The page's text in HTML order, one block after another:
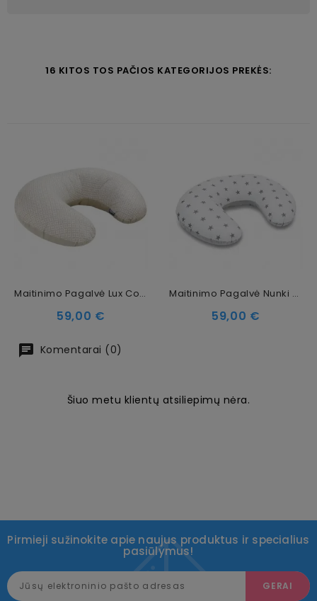
16 KITOS TOS PAČIOS KATEGORIJOS PREKĖS:
Maitinimo Pagalvė Lux Collection
Kaina
59,00 €
Maitinimo Pagalvė Nunki Star
Kaina
59,00 €
Komentarai (0)
Šiuo metu klientų atsiliepimų nėra.
Pirmieji sužinokite apie naujus produktus ir specialius
pasiūlymus!